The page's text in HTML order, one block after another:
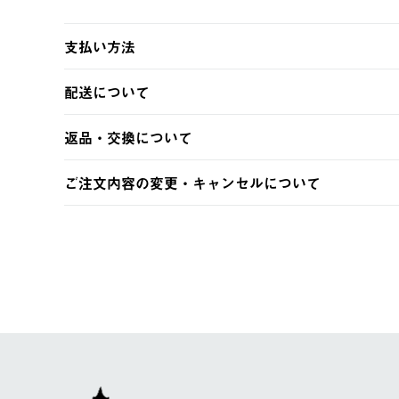
支払い方法
・クレジットカード決済
・Pay-easy決済
配送について
ご注文・ご入金完了より2営業日以内に商品を発送いたしま
※予約販売・長期連休期間中のご注文は除く（別途スケジ
返品・交換について
ご注文内容の変更・キャンセルについて